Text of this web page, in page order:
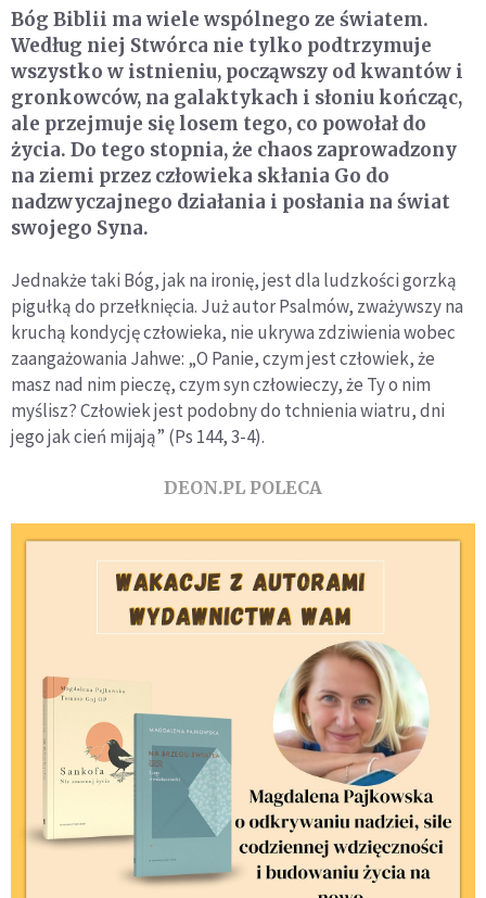
Bóg Biblii ma wiele wspólnego ze światem.
Według niej Stwórca nie tylko podtrzymuje
wszystko w istnieniu, począwszy od kwantów i
gronkowców, na galaktykach i słoniu kończąc,
ale przejmuje się losem tego, co powołał do
życia. Do tego stopnia, że chaos zaprowadzony
na ziemi przez człowieka skłania Go do
nadzwyczajnego działania i posłania na świat
swojego Syna.
Jednakże taki Bóg, jak na ironię, jest dla ludzkości gorzką
pigułką do przełknięcia. Już autor Psalmów, zważywszy na
kruchą kondycję człowieka, nie ukrywa zdziwienia wobec
zaangażowania Jahwe: „O Panie, czym jest człowiek, że
masz nad nim pieczę, czym syn człowieczy, że Ty o nim
myślisz? Człowiek jest podobny do tchnienia wiatru, dni
jego jak cień mijają” (Ps 144, 3-4).
DEON.PL POLECA